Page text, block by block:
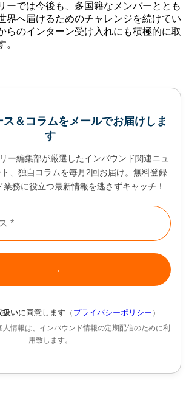
ーでは今後も、多国籍なメンバーととも
界へ届けるためのチャレンジを続けてい
らのインターン受け入れにも積極的に取
。
ス＆コラムをメールでお届けしま
す
ー編集部が厳選したインバウンド関連ニュ
、独自コラムを毎月2回お届け。無料登録
務に役立つ最新情報を逃さずキャッチ！
扱いに同意します（ プライバシーポリシー ）
情報は、インバウンド情報の定期配信のために利
用致します。